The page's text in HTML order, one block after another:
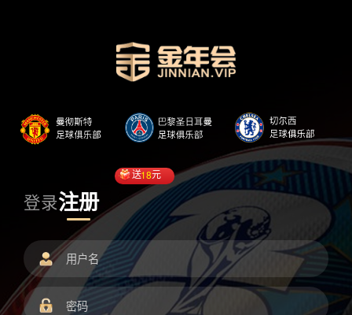
登录注册
送18元